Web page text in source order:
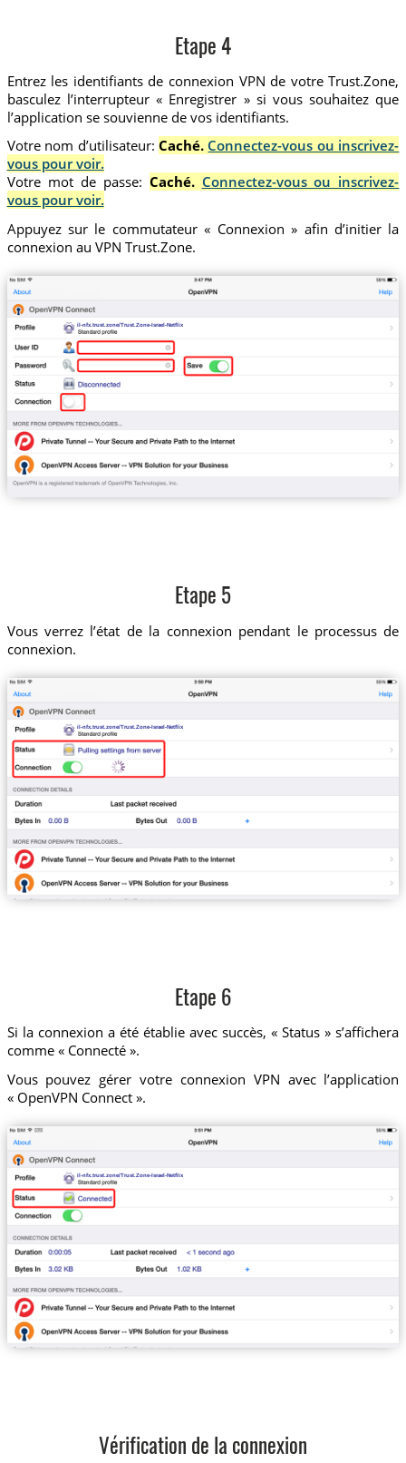
Etape 4
Entrez les identifiants de connexion VPN de votre Trust.Zone,
basculez l’interrupteur « Enregistrer » si vous souhaitez que
l’application se souvienne de vos identifiants.
Votre nom d’utilisateur: Caché. Connectez-vous ou inscrivez-
vous pour voir.
Votre mot de passe: Caché. Connectez-vous ou inscrivez-
vous pour voir.
Appuyez sur le commutateur « Connexion » afin d’initier la
connexion au VPN Trust.Zone.
il-nfx.trust.zone/Trust.Zone-Israel-Netflix
Etape 5
Vous verrez l’état de la connexion pendant le processus de
connexion.
il-nfx.trust.zone/Trust.Zone-Israel-Netflix
Etape 6
Si la connexion a été établie avec succès, « Status » s’affichera
comme « Connecté ».
Vous pouvez gérer votre connexion VPN avec l’application
« OpenVPN Connect ».
il-nfx.trust.zone/Trust.Zone-Israel-Netflix
Vérification de la connexion